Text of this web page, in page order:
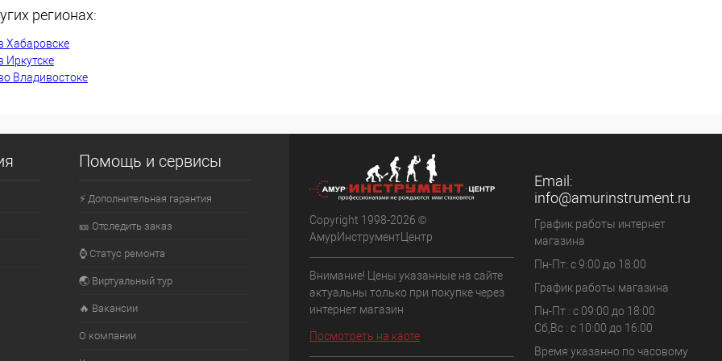
В наличии
регионах:
Хабаровске
Иркутске
Владивостоке
Помощь и сервисы
⚡ Дополнительная гарантия
🎫 Отследить заказ
⌚ Статус ремонта
🌏 Виртуальный тур
🔥 Вакансии
О компании
Copyright 1998-2026 ©
АмурИнструментЦентр
Внимание! Цены указанные на сайте
актуальны только при покупке через
интернет магазин
Посмотреть на карте
Email:
info@amurinstrument.ru
График работы интернет
магазина
Пн-Пт: с 9:00 до 18:00
График работы магазина
Пн-Пт : с 09:00 до 18:00
Сб,Вс : c 10:00 до 16:00
Время указанно по часовому